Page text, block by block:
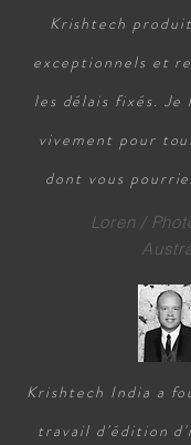
Krishtech
exceptionnels et
les délais fixés. Je
vivement pour
dont vous
Loren /
Krishtech India a
travail d'édition